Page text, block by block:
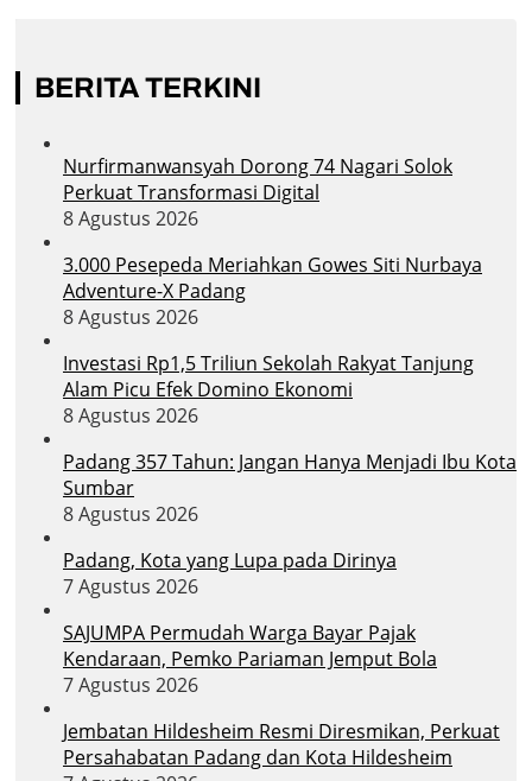
BERITA TERKINI
Nurfirmanwansyah Dorong 74 Nagari Solok
Perkuat Transformasi Digital
8 Agustus 2026
3.000 Pesepeda Meriahkan Gowes Siti Nurbaya
Adventure-X Padang
8 Agustus 2026
Investasi Rp1,5 Triliun Sekolah Rakyat Tanjung
Alam Picu Efek Domino Ekonomi
8 Agustus 2026
Padang 357 Tahun: Jangan Hanya Menjadi Ibu Kota
Sumbar
8 Agustus 2026
Padang, Kota yang Lupa pada Dirinya
7 Agustus 2026
SAJUMPA Permudah Warga Bayar Pajak
Kendaraan, Pemko Pariaman Jemput Bola
7 Agustus 2026
Jembatan Hildesheim Resmi Diresmikan, Perkuat
Persahabatan Padang dan Kota Hildesheim